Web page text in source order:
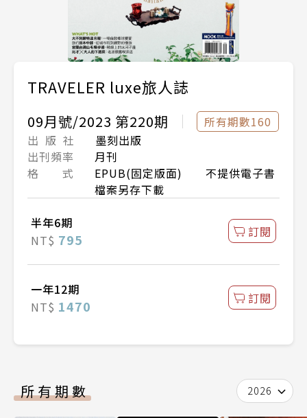
TRAVELER luxe旅人誌
09月號/2023 第220期
所有期數160
出 版 社
墨刻出版
出刊頻率
月刊
格 式
EPUB(固定版面) 不提供電子書
檔案另存下載
半年6期
NT$ 795 訂閱
一年12期
NT$ 1470 訂閱
所有期數 2026